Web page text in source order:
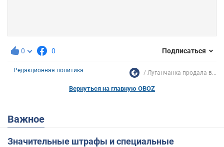
0 0 Подписаться
Редакционная политика Луганчанка продала в...
Вернуться на главную OBOZ
Важное
Значительные штрафы и специальные